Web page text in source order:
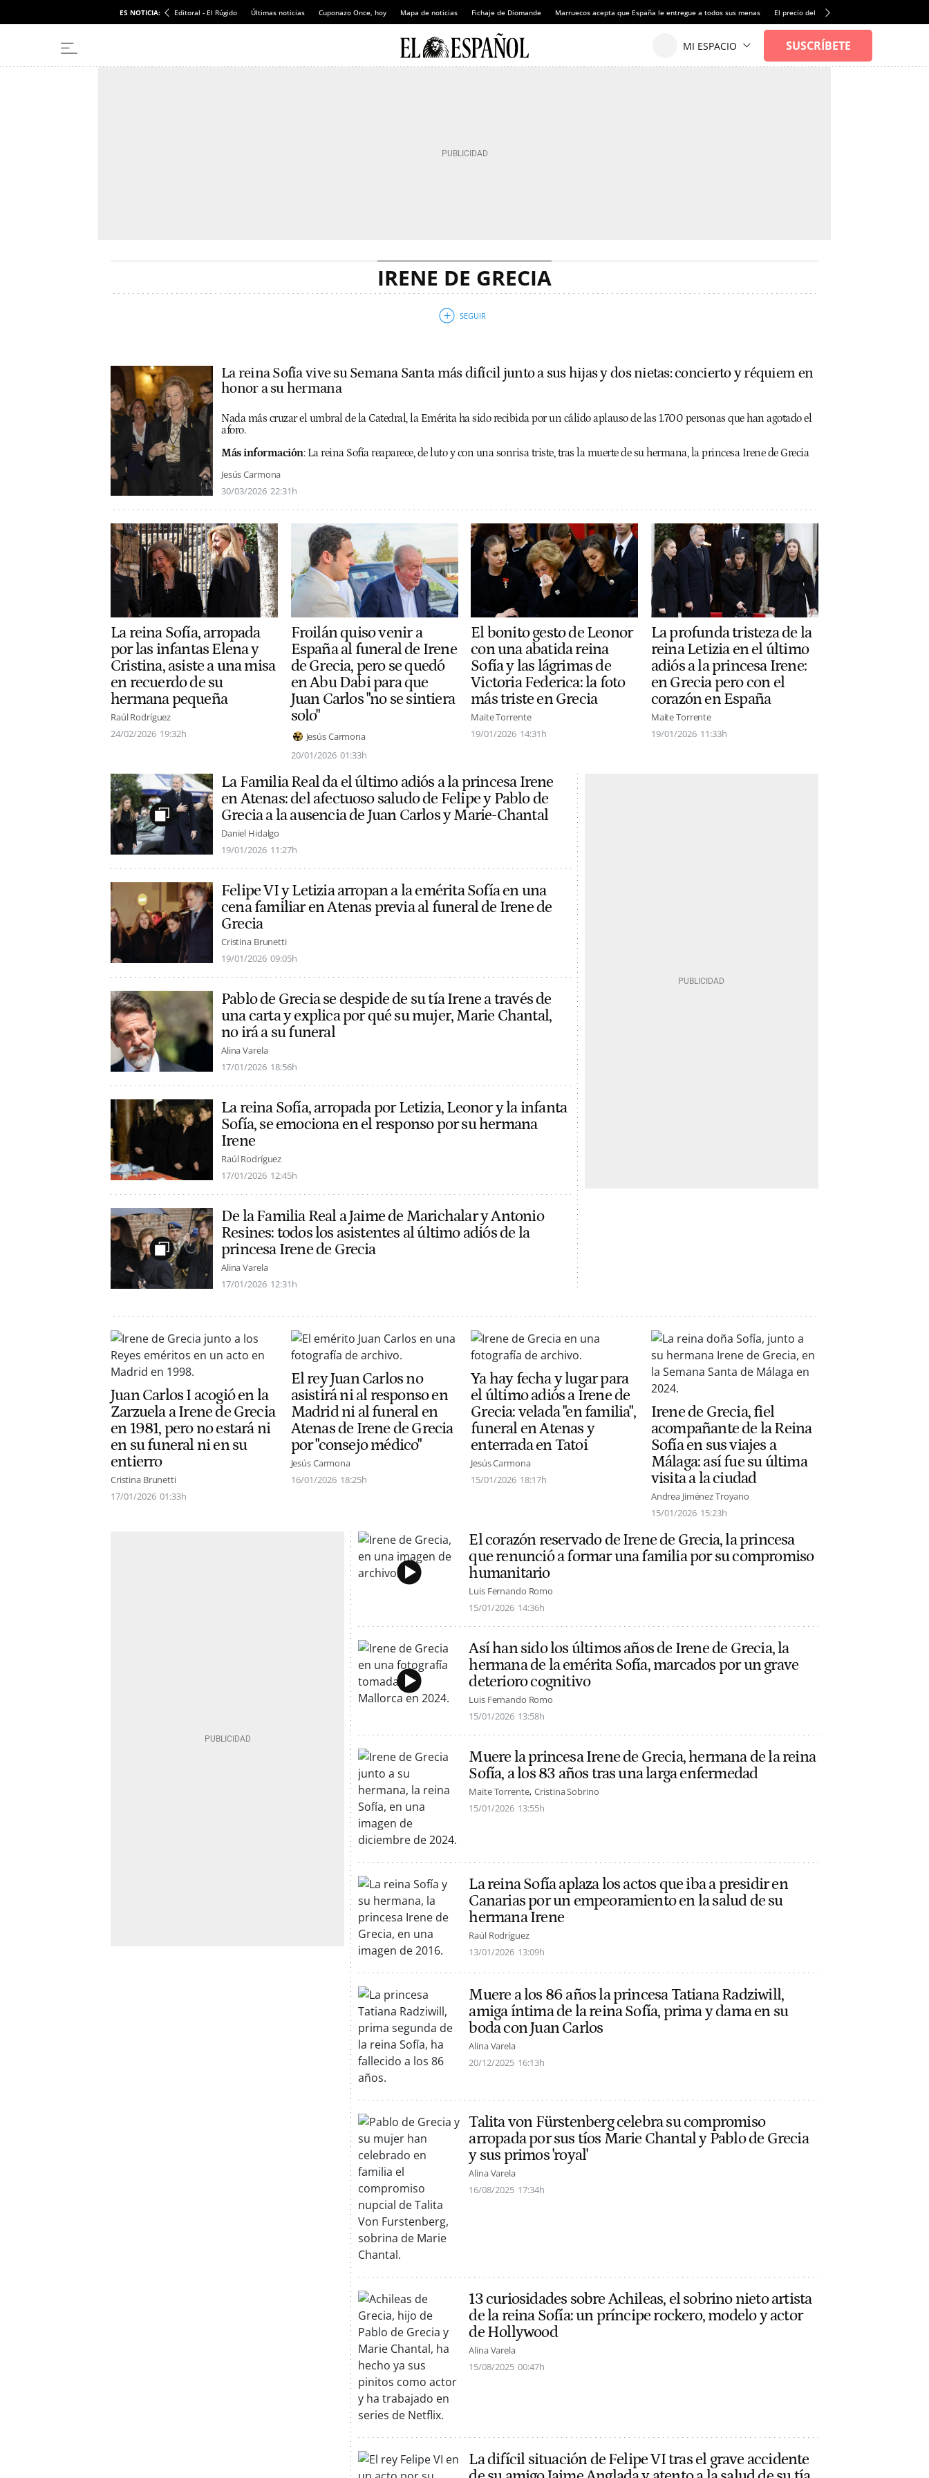
ES NOTICIA: Editoral - El Rúgido Últimas noticias Cuponazo Once, hoy Mapa de noticias Fichaje de Diomande Marruecos acepta que España le entregue a todos sus menas El precio del alquiler de vivienda baja por
IRENE DE GRECIA
La reina Sofía vive su Semana Santa más difícil junto a sus hijas y dos nietas: concierto y réquiem en
honor a su hermana
Nada más cruzar el umbral de la Catedral, la Emérita ha sido recibida por un cálido aplauso de las 1.700 personas que han agotado el
aforo.
Más información: La reina Sofía reaparece, de luto y con una sonrisa triste, tras la muerte de su hermana, la princesa Irene de Grecia
Jesús Carmona
30/03/2026 22:31h
La reina Sofía, arropada
por las infantas Elena y
Cristina, asiste a una misa
en recuerdo de su
hermana pequeña
Raúl Rodríguez
24/02/2026 19:32h
Froilán quiso venir a
España al funeral de Irene
de Grecia, pero se quedó
en Abu Dabi para que
Juan Carlos "no se sintiera
solo"
Jesús Carmona
20/01/2026 01:33h
El bonito gesto de Leonor
con una abatida reina
Sofía y las lágrimas de
Victoria Federica: la foto
más triste en Grecia
Maite Torrente
19/01/2026 14:31h
La profunda tristeza de la
reina Letizia en el último
adiós a la princesa Irene:
en Grecia pero con el
corazón en España
Maite Torrente
19/01/2026 11:33h
La Familia Real da el último adiós a la princesa Irene
en Atenas: del afectuoso saludo de Felipe y Pablo de
Grecia a la ausencia de Juan Carlos y Marie-Chantal
Daniel Hidalgo
19/01/2026 11:27h
Felipe VI y Letizia arropan a la emérita Sofía en una
cena familiar en Atenas previa al funeral de Irene de
Grecia
Cristina Brunetti
19/01/2026 09:05h
Pablo de Grecia se despide de su tía Irene a través de
una carta y explica por qué su mujer, Marie Chantal,
no irá a su funeral
Alina Varela
17/01/2026 18:56h
La reina Sofía, arropada por Letizia, Leonor y la infanta
Sofía, se emociona en el responso por su hermana
Irene
Raúl Rodríguez
17/01/2026 12:45h
De la Familia Real a Jaime de Marichalar y Antonio
Resines: todos los asistentes al último adiós de la
princesa Irene de Grecia
Alina Varela
17/01/2026 12:31h
Juan Carlos I acogió en la
Zarzuela a Irene de Grecia
en 1981, pero no estará ni
en su funeral ni en su
entierro
Cristina Brunetti
17/01/2026 01:33h
El rey Juan Carlos no
asistirá ni al responso en
Madrid ni al funeral en
Atenas de Irene de Grecia
por "consejo médico"
Jesús Carmona
16/01/2026 18:25h
Ya hay fecha y lugar para
el último adiós a Irene de
Grecia: velada "en familia",
funeral en Atenas y
enterrada en Tatoi
Jesús Carmona
15/01/2026 18:17h
Irene de Grecia, fiel
acompañante de la Reina
Sofía en sus viajes a
Málaga: así fue su última
visita a la ciudad
Andrea Jiménez Troyano
15/01/2026 15:23h
El corazón reservado de Irene de Grecia, la princesa
que renunció a formar una familia por su compromiso
humanitario
Luis Fernando Romo
15/01/2026 14:36h
Así han sido los últimos años de Irene de Grecia, la
hermana de la emérita Sofía, marcados por un grave
deterioro cognitivo
Luis Fernando Romo
15/01/2026 13:58h
Muere la princesa Irene de Grecia, hermana de la reina
Sofía, a los 83 años tras una larga enfermedad
Maite Torrente Cristina Sobrino
15/01/2026 13:55h
La reina Sofía aplaza los actos que iba a presidir en
Canarias por un empeoramiento en la salud de su
hermana Irene
Raúl Rodríguez
13/01/2026 13:09h
Muere a los 86 años la princesa Tatiana Radziwill,
amiga íntima de la reina Sofía, prima y dama en su
boda con Juan Carlos
Alina Varela
20/12/2025 16:13h
Talita von Fürstenberg celebra su compromiso
arropada por sus tíos Marie Chantal y Pablo de Grecia
y sus primos 'royal'
Alina Varela
16/08/2025 17:34h
13 curiosidades sobre Achileas, el sobrino nieto artista
de la reina Sofía: un príncipe rockero, modelo y actor
de Hollywood
Alina Varela
15/08/2025 00:47h
La difícil situación de Felipe VI tras el grave accidente